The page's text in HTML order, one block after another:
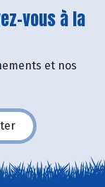
vous à la
et nos